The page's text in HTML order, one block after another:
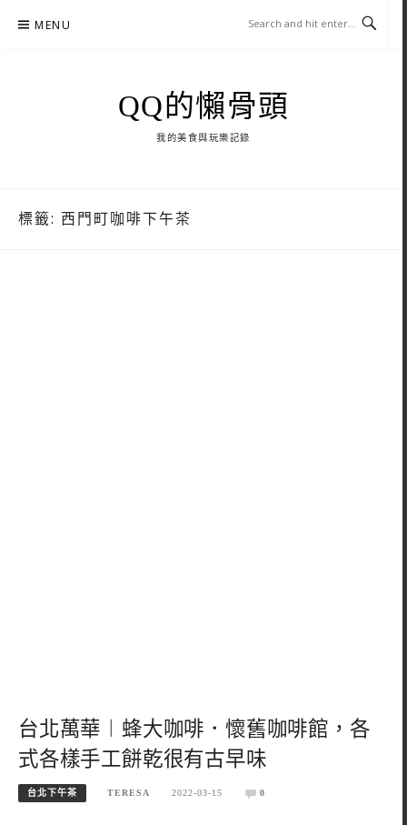
MENU
QQ的懶骨頭
我的美食與玩樂記錄
標籤: 西門町咖啡下午茶
台北萬華︱蜂大咖啡．懷舊咖啡館，各
式各樣手工餅乾很有古早味
台北下午茶 TERESA 2022-03-15 0